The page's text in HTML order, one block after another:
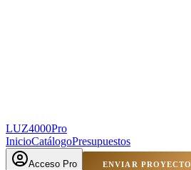
LUZ4000Pro
InicioCatálogoPresupuestos
Acceso Pro ENVIAR PROYECTO